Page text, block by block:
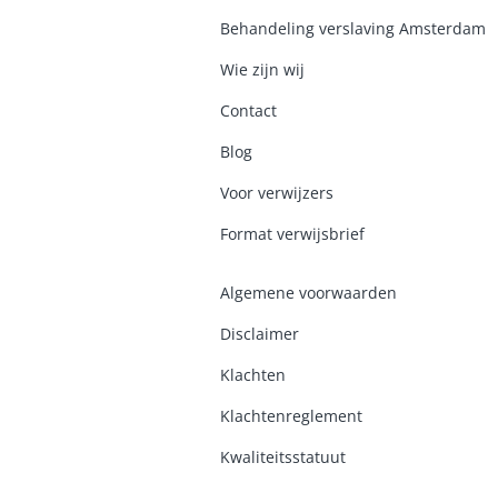
Behandeling verslaving Amsterdam
Wie zijn wij
Contact
Blog
Voor verwijzers
Format verwijsbrief
Algemene voorwaarden
Disclaimer
Klachten
Klachtenreglement
Kwaliteitsstatuut